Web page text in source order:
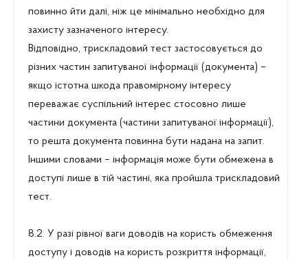
повинно йти далі, ніж це мінімально необхідно для
захисту зазначеного інтересу.
Відповідно, трискладовий тест застосовується до
різних частин запитуваної інформації (документа) –
якщо істотна шкода правомірному інтересу
переважає суспільний інтерес стосовно лише
частини документа (частини запитуваної інформації),
то решта документа повинна бути надана на запит.
Іншими словами – інформація може бути обмежена в
доступі лише в тій частині, яка пройшла трискладовий
тест.
8.2. У разі рівної ваги доводів на користь обмеження
доступу і доводів на користь розкриття інформації,